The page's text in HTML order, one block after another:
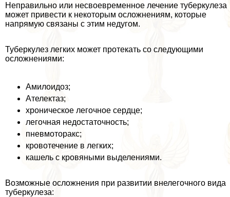
Неправильно или несвоевременное лечение туберкулеза
может привести к некоторым осложнениям, которые
напрямую связаны с этим недугом.
Туберкулез легких может протекать со следующими
осложнениями:
Амилоидоз;
Ателектаз;
хроническое легочное сердце;
легочная недостаточность;
пневмотоpaкс;
кровотечение в легких;
кашель с кровяными выделениями.
Возможные осложнения при развитии внелегочного вида
туберкулеза: